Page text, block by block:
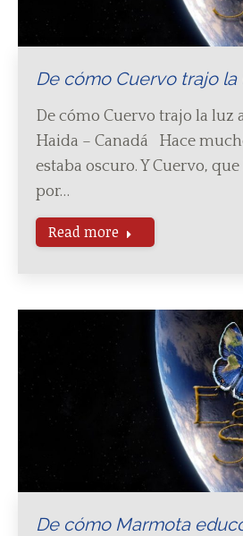
De cómo Cuervo trajo la
De cómo Cuervo trajo la luz
Haida – Canadá Hace
estaba oscuro. Y Cuervo,
por…
Read more
De cómo Marmota